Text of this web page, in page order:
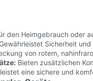
den Heimgebrauch oder
Sicherheit
von rotem,
Bieten zusätzlichen
eine sichere und